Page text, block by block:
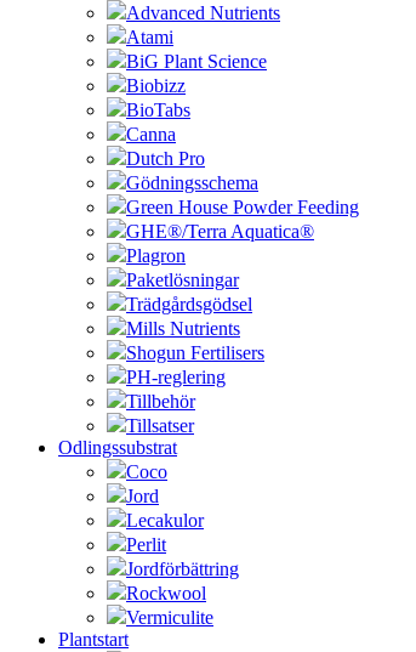
Advanced Nutrients
Atami
BiG Plant Science
Biobizz
BioTabs
Canna
Dutch Pro
Gödningsschema
Green House Powder Feeding
GHE®/Terra Aquatica®
Plagron
Paketlösningar
Trädgårdsgödsel
Mills Nutrients
Shogun Fertilisers
PH-reglering
Tillbehör
Tillsatser
Odlingssubstrat
Coco
Jord
Lecakulor
Perlit
Jordförbättring
Rockwool
Vermiculite
Plantstart